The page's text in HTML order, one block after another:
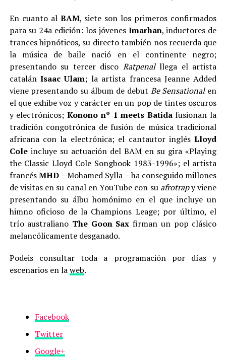
En cuanto al BAM, siete son los primeros confirmados
para su 24a edición: los jóvenes Imarhan, inductores de
trances hipnóticos, su directo también nos recuerda que
la música de baile nació en el continente negro;
presentando su tercer disco Ratpenalllega el artista
catalánIsaac Ulam; la artista francesa Jeanne Added
viene presentando su álbum de debut Be Sensationalen
el que exhibe voz y carácter en un pop de tintes oscuros
y electrónicos;Konono nº 1 meets Batidafusionan la
tradición congotrónica de fusión de música tradicional
africana con la electrónica; el cantautor inglésLloyd
Coleincluye su actuación del BAM en su gira «Playing
the Classic Lloyd Cole Songbook 1983-1996»; el artista
francésMHD– Mohamed Sylla – ha conseguido millones
de visitas en su canal en YouTube con su afrotrapy viene
presentando su álbu homónimo en el que incluye un
himno oficioso de la Champions Leage; por último, el
trío australiano The Goon Sax firman un pop clásico
melancólicamente desganado.
Podeis consultar toda a programación por días y
escenarios en laweb.
Facebook
Twitter
Google+